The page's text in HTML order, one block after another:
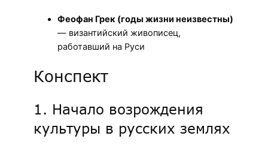
Феофан Грек (годы жизни неизвестны)
— византийский живописец,
работавший на Руси
Конспект
1. Начало возрождения
культуры в русских землях